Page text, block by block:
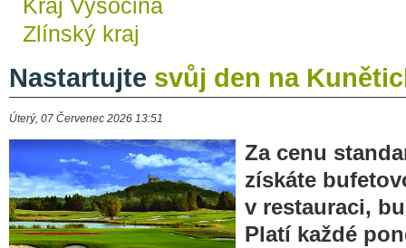
Kraj Vysočina
Zlínský kraj
Nastartujte svůj den na
Úterý, 07 Červenec 2026 13:51
Za cenu
získáte
v restauraci,
Platí každé